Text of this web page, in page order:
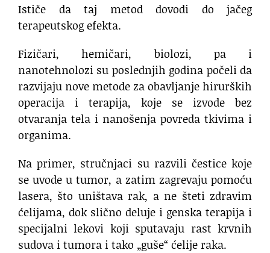
Ističe da taj metod dovodi do jačeg
terapeutskog efekta.
Fizičari, hemičari, biolozi, pa i
nanotehnolozi su poslednjih godina počeli da
razvijaju nove metode za obavljanje hirurških
operacija i terapija, koje se izvode bez
otvaranja tela i nanošenja povreda tkivima i
organima.
Na primer, stručnjaci su razvili čestice koje
se uvode u tumor, a zatim zagrevaju pomoću
lasera, što uništava rak, a ne šteti zdravim
ćelijama, dok slično deluje i genska terapija i
specijalni lekovi koji sputavaju rast krvnih
sudova i tumora i tako „guše“ ćelije raka.